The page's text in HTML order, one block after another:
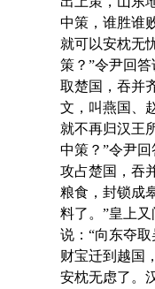
中策，谁胜谁
就可以安枕无
策？”令尹回
取楚国，吞并
文，叫燕国、
就不再归汉王
中策？”令尹
攻占楚国，吞
粮食，封锁成
料了。”皇上
说：“向东夺
财宝迁到越国
安枕无虑了。